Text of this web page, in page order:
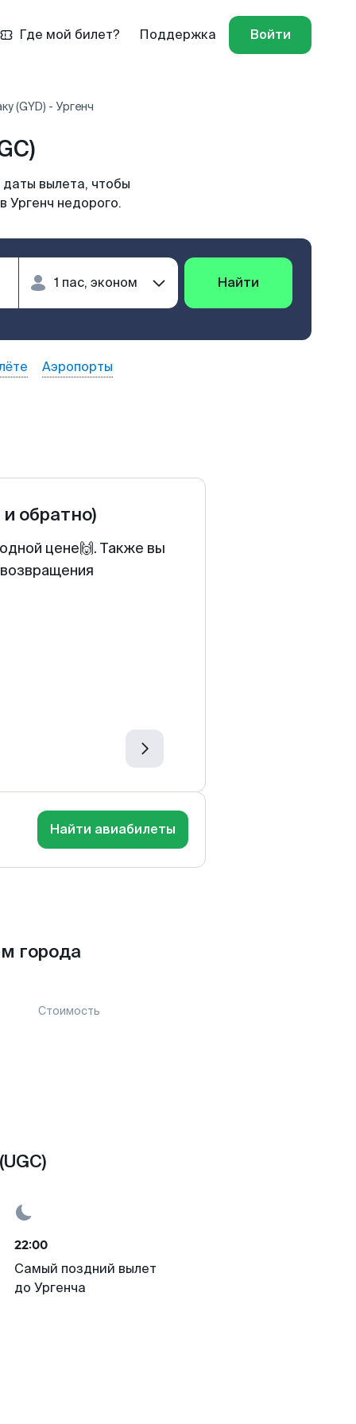
Где мой билет? Поддержка Войти
(GYD) - Ургенч
вылета, чтобы
Ургенч недорого.
Найти
Аэропорты
и обратно)
цене🙌. Также вы
Найти авиабилеты
города
Стоимость
22:00
Самый поздний вылет
до Ургенча